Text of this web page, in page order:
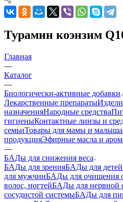
Турамин коэнзим
Главная
—
Каталог
—
Биологически-активные добавки
Лекарственные препараты
назначенияНародные средства
гигиеныКонтактные линзы и
семьиТовары для мамы и малыша
продукцияЭфирные масла и
—
БАДы для снижения веса
БАДы для зренияБАДы для детей
для мужчинБАДы для очищения
волос, ногтейБАДы для нервной
сосудистой системыБАДы для